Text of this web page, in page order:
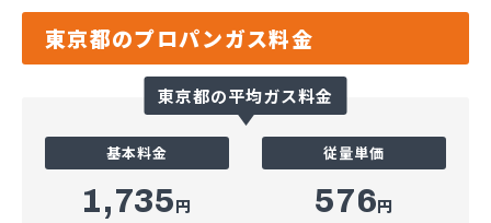
東京都のプロパンガス料金
東京都の平均ガス料金
基本料金
1,735円
従量単価
576円